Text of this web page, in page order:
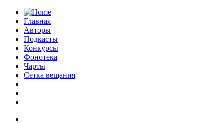
Главная
Авторы
Подкасты
Конкурсы
Фонотека
Чарты
Сетка вещания